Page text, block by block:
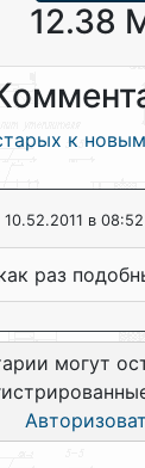
12.38
к новым
10.52.2011 в 08:52
раз
могут